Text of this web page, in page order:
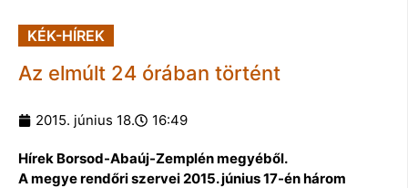
KÉK-HÍREK
Az elmúlt 24 órában történt
2015. június 18. 16:49
Hírek Borsod-Abaúj-Zemplén megyéből.
A megye rendőri szervei 2015. június 17-én három